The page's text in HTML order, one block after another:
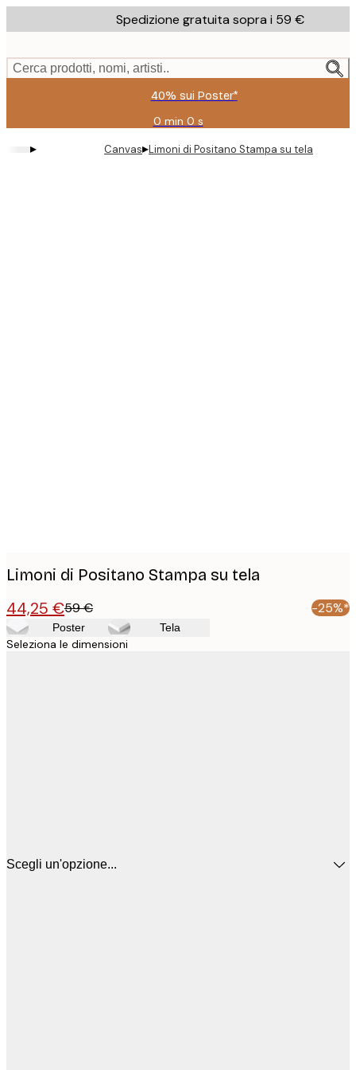
to
content.
Spedizione gratuita sopra i 59 €
Cerca prodotti, nomi, artisti..
40% sui Poster*
0 min 0 s
Valido
fino
a:
▸ Canvas▸Limoni di Positano Stampa su tela
Limoni di Positano Stampa su tela
44,25 €59 € -25%*
Poster Tela
Seleziona le dimensioni
Scegli un'opzione...